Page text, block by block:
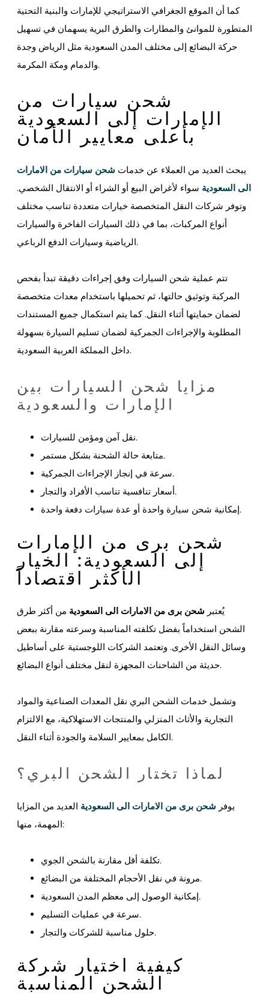
كما أن الموقع الجغرافي الاستراتيجي للإمارات والبنية التحتية
المتطورة للموانئ والمطارات والطرق البرية يسهمان في تسهيل
حركة البضائع إلى مختلف المدن السعودية مثل الرياض وجدة
والدمام ومكة المكرمة.
شحن سيارات من
الإمارات إلى السعودية
بأعلى معايير الأمان
يبحث العديد من العملاء عن خدمات شحن سيارات من الامارات
الى السعودية سواء لأغراض البيع أو الشراء أو الانتقال الشخصي.
وتوفر شركات النقل المتخصصة خيارات متعددة تناسب مختلف
أنواع المركبات، بما في ذلك السيارات الفاخرة والسيارات
الرياضية وسيارات الدفع الرباعي.
تتم عملية شحن السيارات وفق إجراءات دقيقة تبدأ بفحص
المركبة وتوثيق حالتها، ثم تحميلها باستخدام معدات متخصصة
لضمان حمايتها أثناء النقل. كما يتم استكمال جميع المستندات
المطلوبة والإجراءات الجمركية لضمان تسليم السيارة بسهولة
داخل المملكة العربية السعودية.
مزايا شحن السيارات بين
الإمارات والسعودية
نقل آمن ومؤمن للسيارات.
متابعة حالة الشحنة بشكل مستمر.
سرعة في إنجاز الإجراءات الجمركية.
أسعار تنافسية تناسب الأفراد والتجار.
إمكانية شحن سيارة واحدة أو عدة سيارات دفعة واحدة.
شحن برى من الإمارات
إلى السعودية: الخيار
الأكثر اقتصاداً
يُعتبر شحن برى من الامارات الى السعودية من أكثر طرق
الشحن استخداماً بفضل تكلفته المناسبة وسرعته مقارنة ببعض
وسائل النقل الأخرى. وتعتمد الشركات اللوجستية على أساطيل
حديثة من الشاحنات المجهزة لنقل مختلف أنواع البضائع.
وتشمل خدمات الشحن البري نقل المعدات الصناعية والمواد
التجارية والأثاث المنزلي والمنتجات الاستهلاكية، مع الالتزام
الكامل بمعايير السلامة والجودة أثناء النقل.
لماذا تختار الشحن البري؟
يوفر شحن برى من الامارات الى السعودية العديد من المزايا
المهمة، منها:
تكلفة أقل مقارنة بالشحن الجوي.
مرونة في نقل الأحجام المختلفة من البضائع.
إمكانية الوصول إلى معظم المدن السعودية.
سرعة في عمليات التسليم.
حلول مناسبة للشركات والتجار.
كيفية اختيار شركة
الشحن المناسبة